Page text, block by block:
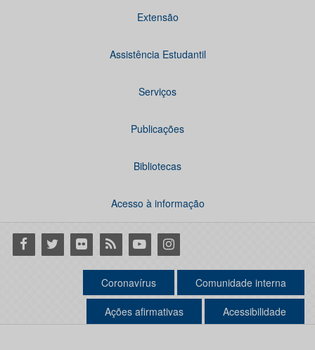
Extensão
Assistência Estudantil
Serviços
Publicações
Bibliotecas
Acesso à informação
Facebook
Twitter Flickr RSS YoutubeInstagram
Coronavírus Comunidade interna
Ações afirmativas Acessibilidade